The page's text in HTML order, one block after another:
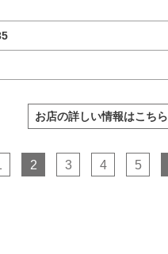
お店の詳しい情報はこちら
2 3 4 5